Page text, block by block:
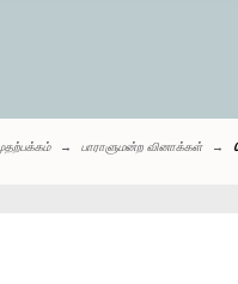
பாராளுமன்ற வினாக்கள்